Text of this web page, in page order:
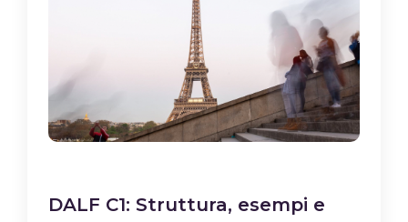
DALF C1: Struttura, esempi e